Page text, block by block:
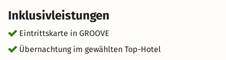
zahlreiche Restaurants und Bars dazu ein, deinen
Aufenthalt in der Ruhrmetropole perfekt abzurunden.
Inklusivleistungen
Eintrittskarte in GROOVE
Übernachtung im gewählten Top-Hotel